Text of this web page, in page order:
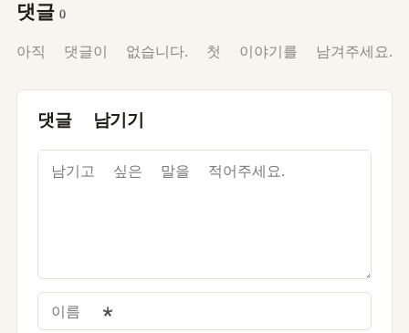
댓글 0
아직 댓글이 없습니다. 첫 이야기를 남겨주세요.
댓글 남기기
이름